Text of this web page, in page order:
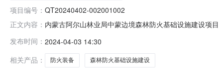
项目编号： QT20240402-002001002
正文内容： 内蒙古阿尔山林业局中蒙边境森林防火基础设施建设项
发布时间： 2024-04-03 14:30
相关产品：
防火装备 森林防火基础设施建设